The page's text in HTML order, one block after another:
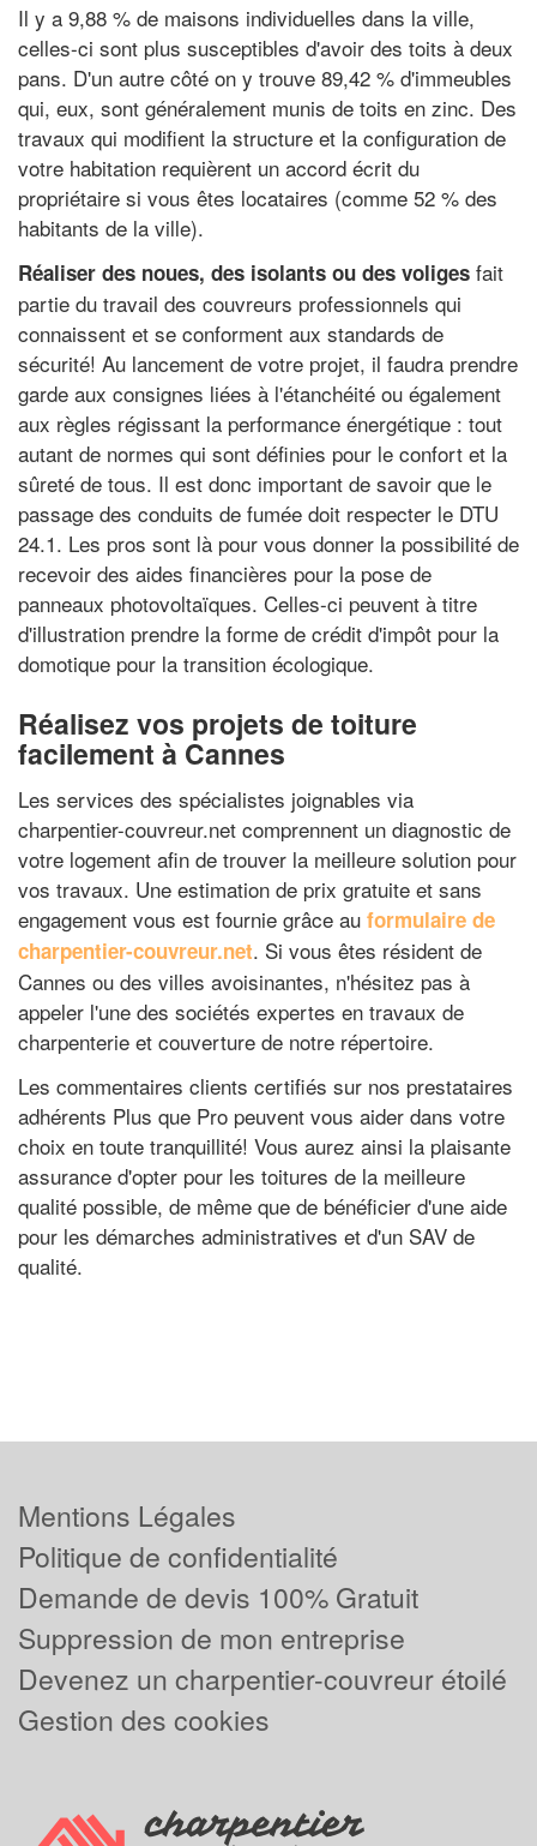
Il y a 9,88 % de maisons individuelles dans la ville,
celles-ci sont plus susceptibles d'avoir des toits à deux
pans. D'un autre côté on y trouve 89,42 % d'immeubles
qui, eux, sont généralement munis de toits en zinc. Des
travaux qui modifient la structure et la configuration de
votre habitation requièrent un accord écrit du
propriétaire si vous êtes locataires (comme 52 % des
habitants de la ville).
Réaliser des noues, des isolants ou des voliges fait
partie du travail des couvreurs professionnels qui
connaissent et se conforment aux standards de
sécurité! Au lancement de votre projet, il faudra prendre
garde aux consignes liées à l'étanchéité ou également
aux règles régissant la performance énergétique : tout
autant de normes qui sont définies pour le confort et la
sûreté de tous. Il est donc important de savoir que le
passage des conduits de fumée doit respecter le DTU
24.1. Les pros sont là pour vous donner la possibilité de
recevoir des aides financières pour la pose de
panneaux photovoltaïques. Celles-ci peuvent à titre
d'illustration prendre la forme de crédit d'impôt pour la
domotique pour la transition écologique.
Réalisez vos projets de toiture
facilement à Cannes
Les services des spécialistes joignables via
charpentier-couvreur.net comprennent un diagnostic de
votre logement afin de trouver la meilleure solution pour
vos travaux. Une estimation de prix gratuite et sans
engagement vous est fournie grâce au formulaire de
charpentier-couvreur.net. Si vous êtes résident de
Cannes ou des villes avoisinantes, n'hésitez pas à
appeler l'une des sociétés expertes en travaux de
charpenterie et couverture de notre répertoire.
Les commentaires clients certifiés sur nos prestataires
adhérents Plus que Pro peuvent vous aider dans votre
choix en toute tranquillité! Vous aurez ainsi la plaisante
assurance d'opter pour les toitures de la meilleure
qualité possible, de même que de bénéficier d'une aide
pour les démarches administratives et d'un SAV de
qualité.
Mentions Légales
Politique de confidentialité
Demande de devis 100% Gratuit
Suppression de mon entreprise
Devenez un charpentier-couvreur étoilé
Gestion des cookies